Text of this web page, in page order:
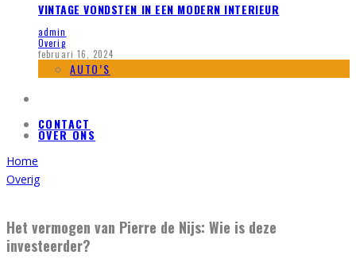
VINTAGE VONDSTEN IN EEN MODERN INTERIEUR
admin
Overig
februari 16, 2024
AUTO’S
CONTACT
OVER ONS
Home
Overig
Het vermogen van Pierre de Nijs: Wie is deze
investeerder?